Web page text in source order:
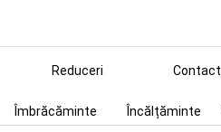
Reduceri Contact
Îmbrăcăminte Încălțăminte